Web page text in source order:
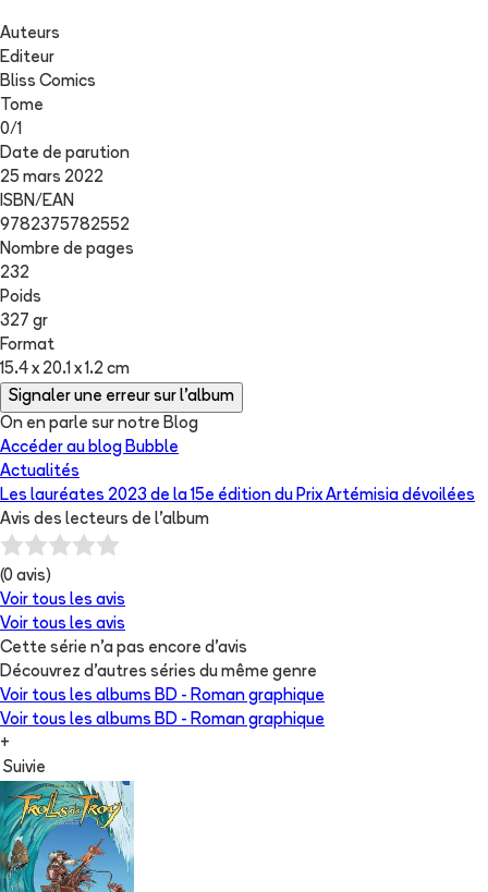
Auteurs
Editeur
Bliss Comics
Tome
0/1
Date de parution
25 mars 2022
ISBN/EAN
9782375782552
Nombre de pages
232
Poids
327 gr
Format
15.4 x 20.1 x 1.2 cm
Signaler une erreur sur l'album
On en parle sur notre Blog
Accéder au blog Bubble
Actualités
Les lauréates 2023 de la 15e édition du Prix Artémisia dévoilées
Avis des lecteurs de l'album
(0 avis)
Voir tous les avis
Voir tous les avis
Cette série n'a pas encore d'avis
Découvrez d'autres séries du même genre
Voir tous les albums BD - Roman graphique
Voir tous les albums BD - Roman graphique
+
Suivie